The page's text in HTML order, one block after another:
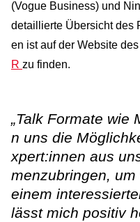
(Vogue Business) und
detaillierte Übersicht des
en ist auf der Website
R zu finden.
„Talk Formate wie
n uns die
xpert:innen aus
menzubringen,
einem
lässt mich positiv